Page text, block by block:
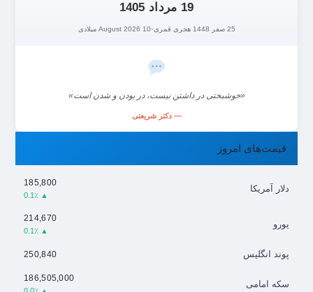
19 مرداد 1405
25 صفر 1448 هجری قمری •10 August 2026 میلادی
«خوشبختی در داشتن نیست، در بودن و شدن است»
— دکتر شریعتی
قیمت‌های امروز
دلار آمریکا
185,800
▲ 0.1٪
یورو
214,670
▲ 0.1٪
پوند انگلیس 250,840
سکه امامی
186,505,000